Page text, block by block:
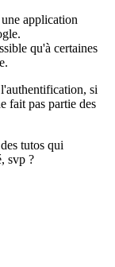
application
qu'à certaines
si
fait pas partie des
tutos qui
svp ?